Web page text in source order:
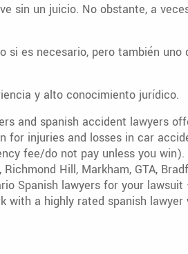
sin un juicio. No obstante, a
es necesario, pero también
y alto conocimiento jurídico.
and spanish accident lawyers
injuries and losses in car
fee/do not pay unless you
Hill, Markham, GTA,
Spanish lawyers for your
a highly rated spanish